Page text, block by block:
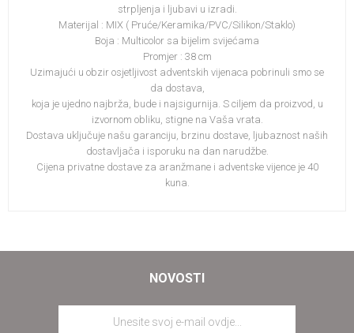
strpljenja i ljubavi u izradi.
Materijal : MIX ( Pruće/Keramika/PVC/Silikon/Staklo)
Boja : Multicolor sa bijelim svijećama
Promjer : 38 cm
Uzimajući u obzir osjetljivost adventskih vijenaca pobrinuli smo se
da dostava,
koja je ujedno najbrža, bude i najsigurnija. S ciljem da proizvod, u
izvornom obliku, stigne na Vaša vrata.
Dostava uključuje našu garanciju, brzinu dostave, ljubaznost naših
dostavljača i isporuku na dan narudžbe.
Cijena privatne dostave za aranžmane i adventske vijence je 40
kuna.
NOVOSTI